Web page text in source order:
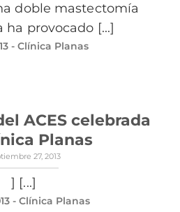
doble mastectomía
ha provocado [...]
- Clínica Planas
ACES celebrada
Planas
27, 2013
] [...]
- Clínica Planas